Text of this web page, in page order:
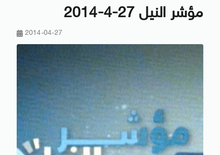
مؤشر النيل 27-4-2014
2014-04-27